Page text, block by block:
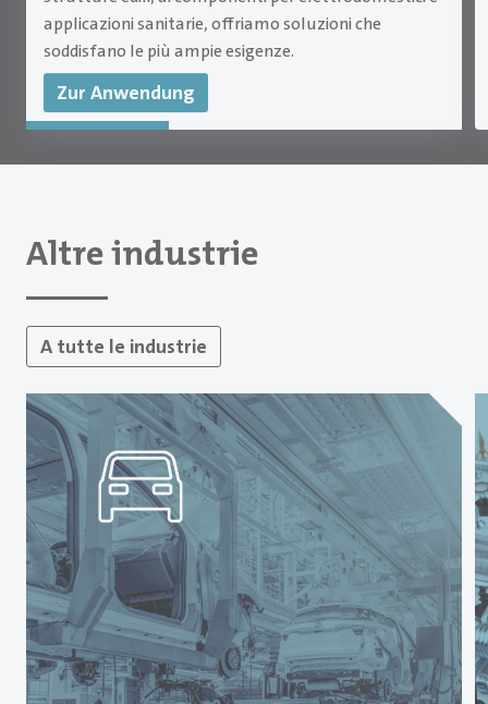
applicazioni sanitarie, offriamo soluzioni che
soddisfano le più ampie esigenze.
Zur Anwendung
Altre industrie
A tutte le industrie